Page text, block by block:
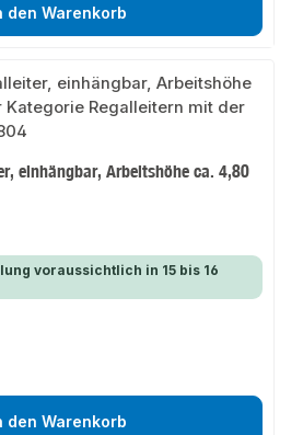
den Warenkorb
einhängbar, Arbeitshöhe ca. 4,80
voraussichtlich in 15 bis 16
den Warenkorb